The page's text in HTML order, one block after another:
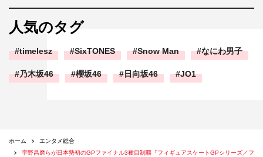
人気のタグ
timelesz SixTONES Snow Man なにわ男子
乃木坂46 櫻坂46 日向坂46 JO1
ホーム
エンタメ総合
宇野昌磨らが日本勢初のGPファイナル3種目制覇『フィギュアスケートGPシリーズ／フ